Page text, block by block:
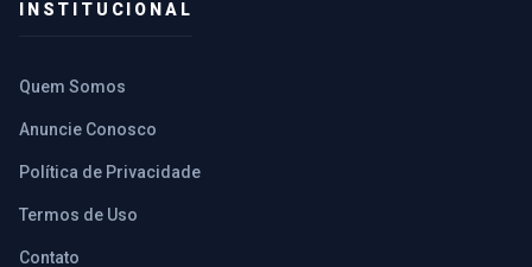
INSTITUCIONAL
Quem Somos
Anuncie Conosco
Política de Privacidade
Termos de Uso
Contato